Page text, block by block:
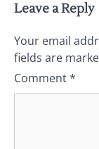
Leave a Reply
Your email
fields are
Comment*